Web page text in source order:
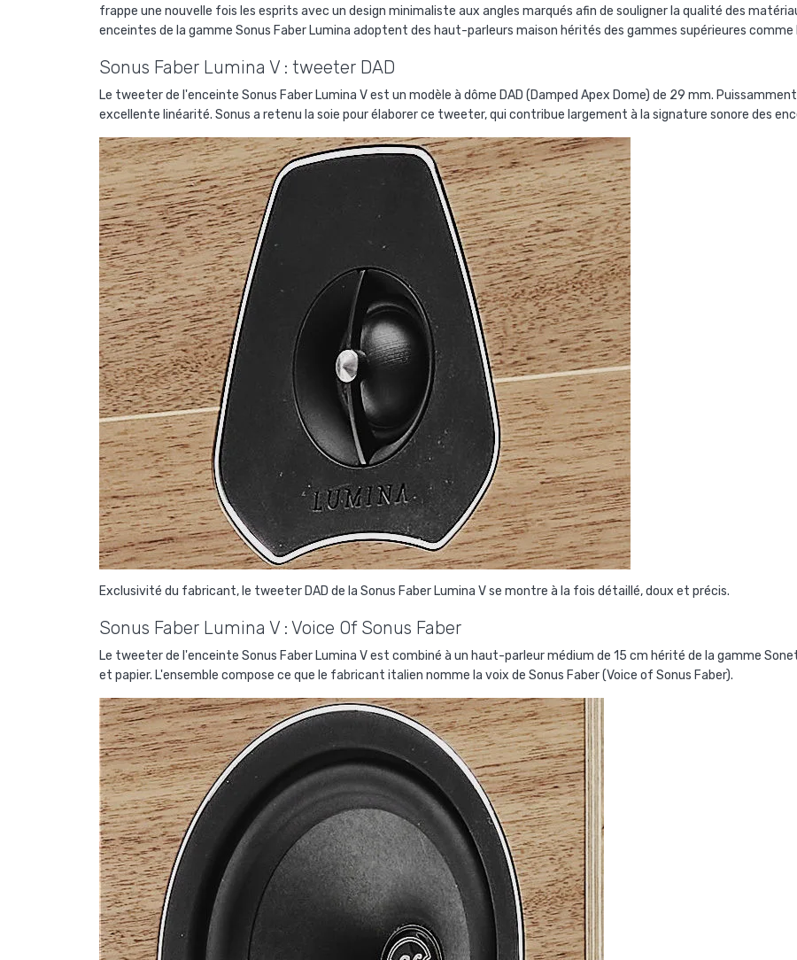
frappe une nouvelle fois les esprits avec un design minimaliste aux angles marqués afin de souligner la qualité des
enceintes de la gamme Sonus Faber Lumina adoptent des haut-parleurs maison hérités des gammes supérieures comme
Sonus Faber Lumina V : tweeter DAD
Le tweeter de l'enceinte Sonus Faber Lumina V est un modèle à dôme DAD (Damped Apex Dome) de 29 mm.
excellente linéarité. Sonus a retenu la soie pour élaborer ce tweeter, qui contribue largement à la signature sonore des
Exclusivité du fabricant, le tweeter DAD de la Sonus Faber Lumina V se montre à la fois détaillé, doux et précis.
Sonus Faber Lumina V : Voice Of Sonus Faber
Le tweeter de l'enceinte Sonus Faber Lumina V est combiné à un haut-parleur médium de 15 cm hérité de la gamme
et papier. L'ensemble compose ce que le fabricant italien nomme la voix de Sonus Faber (Voice of Sonus Faber).